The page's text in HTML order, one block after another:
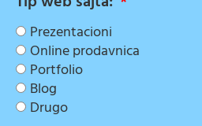
Prezentacioni
Online prodavnica
Portfolio
Blog
Drugo